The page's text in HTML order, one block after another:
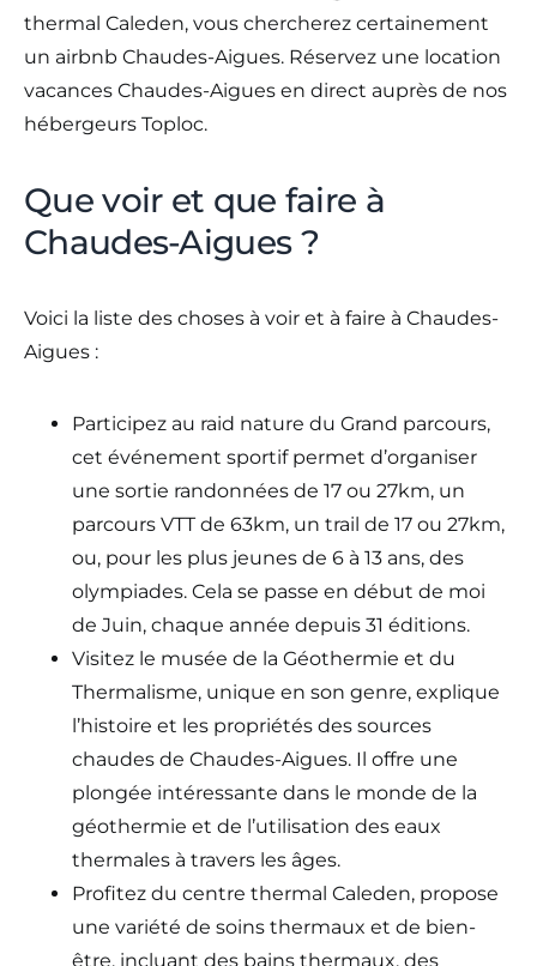
thermal Caleden, vous chercherez certainement
un airbnb Chaudes-Aigues. Réservez une location
vacances Chaudes-Aigues en direct auprès de nos
hébergeurs Toploc.
Que voir et que faire à
Chaudes-Aigues ?
Voici la liste des choses à voir et à faire à Chaudes-
Aigues :
Participez au raid nature du Grand parcours,
cet événement sportif permet d’organiser
une sortie randonnées de 17 ou 27km, un
parcours VTT de 63km, un trail de 17 ou 27km,
ou, pour les plus jeunes de 6 à 13 ans, des
olympiades. Cela se passe en début de moi
de Juin, chaque année depuis 31 éditions.
Visitez le musée de la Géothermie et du
Thermalisme, unique en son genre, explique
l’histoire et les propriétés des sources
chaudes de Chaudes-Aigues. Il offre une
plongée intéressante dans le monde de la
géothermie et de l’utilisation des eaux
thermales à travers les âges.
Profitez du centre thermal Caleden, propose
une variété de soins thermaux et de bien-
être, incluant des bains thermaux, des